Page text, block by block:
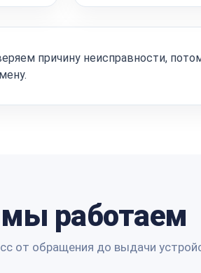
причину неисправности,
работаем
от обращения до выдачи